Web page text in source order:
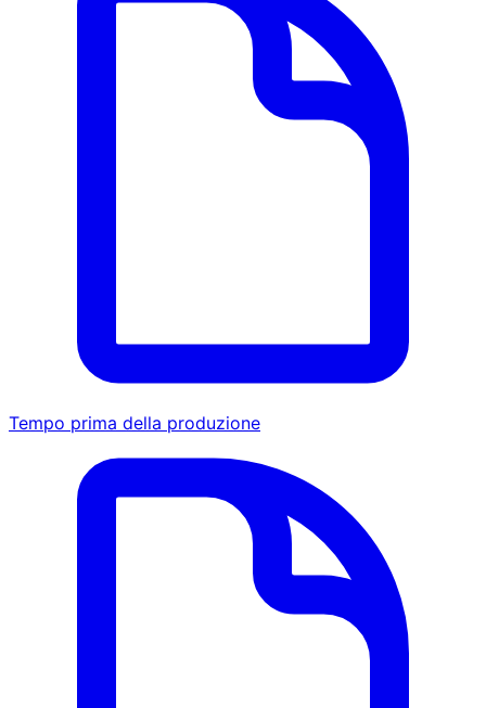
Tempo prima della produzione